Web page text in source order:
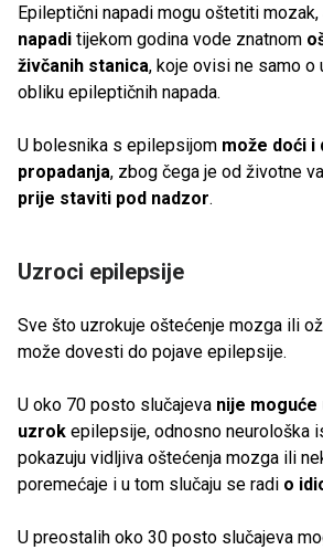
Epileptični napadi mogu oštetiti mozak,
napadi tijekom godina vode znatnom
živčanih stanica, koje ovisi ne samo
obliku epileptičnih napada.
U bolesnika s epilepsijom može doći i
propadanja, zbog čega je od životne
prije staviti pod nadzor.
Uzroci epilepsije
Sve što uzrokuje oštećenje mozga ili
može dovesti do pojave epilepsije.
U oko 70 posto slučajeva nije
uzrok epilepsije, odnosno neurološka
pokazuju vidljiva oštećenja mozga ili
poremećaje i u tom slučaju se radi o
U preostalih oko 30 posto slučajeva